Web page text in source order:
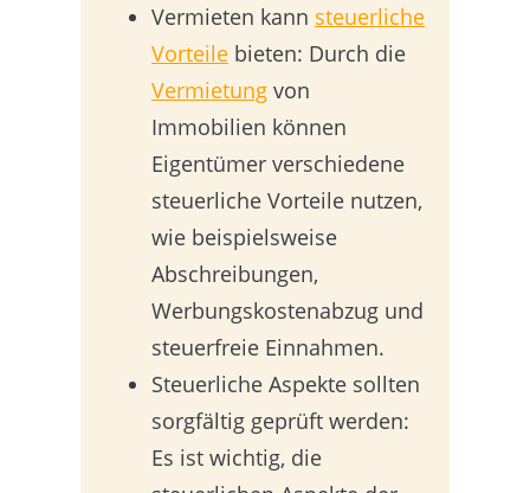
Vermieten kann steuerliche
Vorteile bieten: Durch die
Vermietung von
Immobilien können
Eigentümer verschiedene
steuerliche Vorteile nutzen,
wie beispielsweise
Abschreibungen,
Werbungskostenabzug und
steuerfreie Einnahmen.
Steuerliche Aspekte sollten
sorgfältig geprüft werden:
Es ist wichtig, die